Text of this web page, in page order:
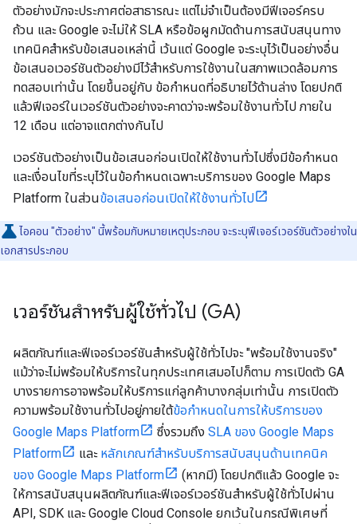
ตัวอย่างมักจะประกาศต่อสาธารณะ แต่ไม่จำเป็นต้องมีฟีเจอร์ครบ
ถ้วน และ Google จะไม่ให้ SLA หรือข้อผูกมัดด้านการสนับสนุนทาง
เทคนิคสำหรับข้อเสนอเหล่านี้ เว้นแต่ Google จะระบุไว้เป็นอย่างอื่น
ข้อเสนอเวอร์ชันตัวอย่างมีไว้สำหรับการใช้งานในสภาพแวดล้อมการ
ทดสอบเท่านั้น โดยขึ้นอยู่กับ ข้อกำหนดที่อธิบายไว้ด้านล่าง โดยปกติ
แล้วฟีเจอร์ในเวอร์ชันตัวอย่างจะคาดว่าจะพร้อมใช้งานทั่วไป ภายใน
12 เดือน แต่อาจแตกต่างกันไป
เวอร์ชันตัวอย่างเป็นข้อเสนอก่อนเปิดให้ใช้งานทั่วไปซึ่งมีข้อกำหนด
และเงื่อนไขที่ระบุไว้ในข้อกำหนดเฉพาะบริการของ Google Maps
Platform ในส่วนข้อเสนอก่อนเปิดให้ใช้งานทั่วไป
ไอคอน "ตัวอย่าง" นี้พร้อมกับหมายเหตุประกอบ จะระบุฟีเจอร์เวอร์ชันตัวอย่างใน
เอกสารประกอบ
เวอร์ชันสำหรับผู้ใช้ทั่วไป (GA)
ผลิตภัณฑ์และฟีเจอร์เวอร์ชันสำหรับผู้ใช้ทั่วไปจะ "พร้อมใช้งานจริง"
แม้ว่าจะไม่พร้อมให้บริการในทุกประเทศเสมอไปก็ตาม การเปิดตัว GA
บางรายการอาจพร้อมให้บริการแก่ลูกค้าบางกลุ่มเท่านั้น การเปิดตัว
ความพร้อมใช้งานทั่วไปอยู่ภายใต้ข้อกำหนดในการให้บริการของ
Google Maps Platform
ซึ่งรวมถึง SLA ของ Google Maps
Platform
และ หลักเกณฑ์สำหรับบริการสนับสนุนด้านเทคนิค
ของ Google Maps Platform
(หากมี) โดยปกติแล้ว Google จะ
ให้การสนับสนุนผลิตภัณฑ์และฟีเจอร์เวอร์ชันสําหรับผู้ใช้ทั่วไปผ่าน
API, SDK และ Google Cloud Console ยกเว้นในกรณีพิเศษที่